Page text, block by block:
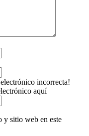
incorrecta!
aquí
y sitio web en este